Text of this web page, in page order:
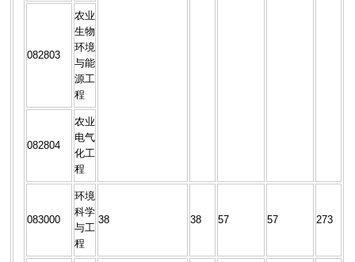
082803
农业
生物
环境
与能
源工
程
082804
农业
电气
化工
程
083000
环境
科学
与工
程
38 38 57 57 273